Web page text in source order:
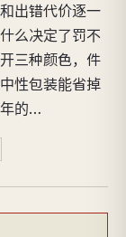
出错代价逐一
么决定了罚不
三种颜色，件
性包装能省掉
的…